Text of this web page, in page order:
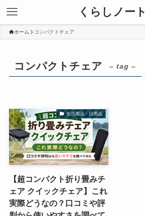
くらしノート
ホーム コンパクトチェア
コンパクトチェア – tag –
生活用品・日用品
【超コンパクト折り畳みチ
ェア クイックチェア】これ
実際どうなの？口コミや評